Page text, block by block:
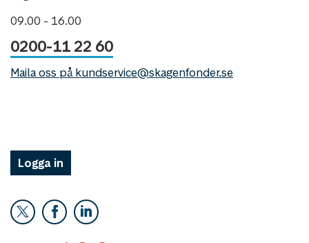
09.00 - 16.00
0200-11 22 60
Maila oss på kundservice@skagenfonder.se
Logga in